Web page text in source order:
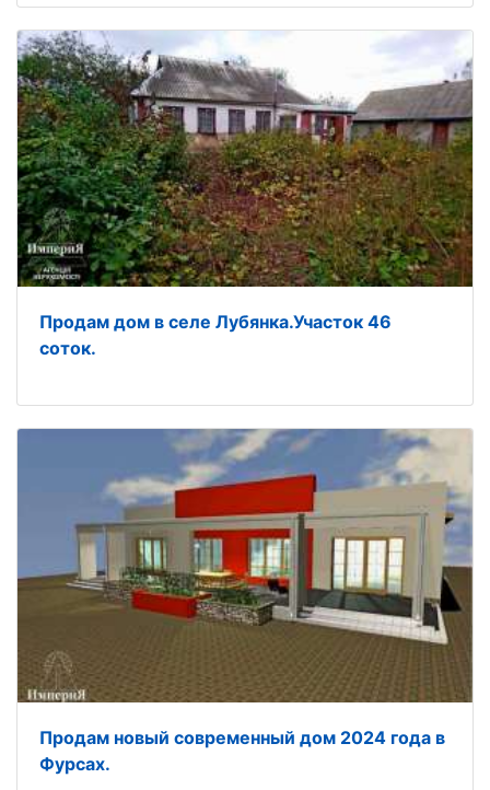
Продам дом в селе Лубянка.Участок 46
соток.
Продам новый современный дом 2024 года в
Фурсах.